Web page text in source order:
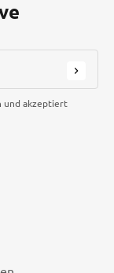
und akzeptiert